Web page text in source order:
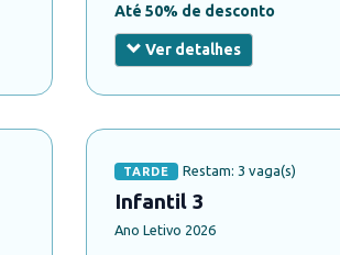
Até 50% de desconto
Ver detalhes
TARDE Restam: 3 vaga(s)
Infantil 3
Ano Letivo 2026